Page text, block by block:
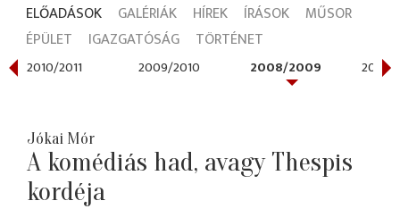
ELŐADÁSOK GALÉRIÁK HÍREK ÍRÁSOK
MŰSOR
ÉPÜLET
IGAZGATÓSÁG TÖRTÉNET
2010/2011 2009/2010 2008/2009 2007/
Jókai Mór
A komédiás had, avagy Thespis
kordéja